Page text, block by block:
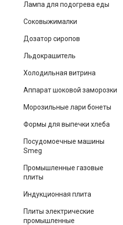
Лампа для подогрева еды
Соковыжималки
Дозатор сиропов
Льдокрашитель
Холодильная витрина
Аппарат шоковой заморозки
Морозильные лари бонеты
Формы для выпечки хлеба
Посудомоечные машины
Smeg
Промышленные газовые
плиты
Индукционная плита
Плиты электрические
промышленные